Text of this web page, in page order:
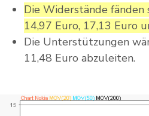
Die Widerstände fänden
14,97 Euro, 17,13 Euro
Die Unterstützungen
11,48 Euro abzuleiten.